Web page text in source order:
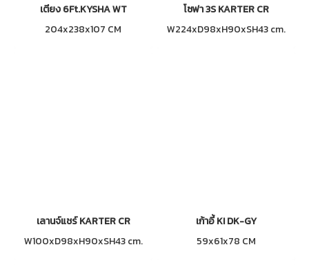
เตียง 6Ft.KYSHA WT
204x238x107 CM
โซฟา 3S KARTER CR
W224xD98xH90xSH43 cm.
เลานจ์แชร์ KARTER CR
W100xD98xH90xSH43 cm.
เก้าอี้ KI DK-GY
59x61x78 CM